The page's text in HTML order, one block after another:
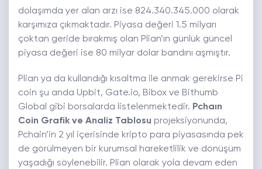
dolaşımda yer alan arzı ise 824.340.345.000 olarak
karşımıza çıkmaktadır. Piyasa değeri 1.5 milyarı
çoktan geride bırakmış olan Plian’ın günlük güncel
piyasa değeri ise 80 milyar dolar bandını aşmıştır.
Plian ya da kullandığı kısaltma ile anmak gerekirse Pi
coin şu anda Upbit, Gate.io, Bibox ve Bithumb
Global gibi borsalarda listelenmektedir. Pchaın
Coin Grafik ve Analiz Tablosu projeksiyonunda,
Pchain’in 2 yıl içerisinde kripto para piyasasında pek
de görülmeyen bir kurumsal hareketlilik ve dönüşüm
yaşadığı söylenebilir. Plian olarak yola devam eden